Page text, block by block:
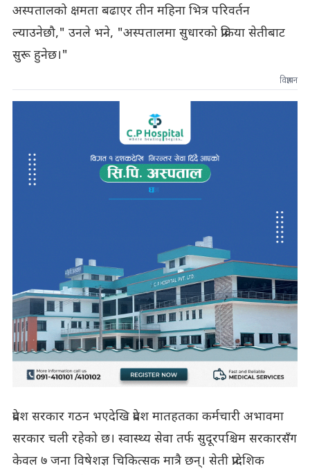
अस्पतालको क्षमता बढाएर तीन महिना भित्र परिवर्तन
ल्याउनेछौ," उनले भने, "अस्पतालमा सुधारको प्रक्रिया सेतीबाट
सुरू हुनेछ।"
विज्ञापन
प्रदेश सरकार गठन भएदेखि प्रदेश मातहतका कर्मचारी अभावमा
सरकार चली रहेको छ। स्वास्थ्य सेवा तर्फ सुदूरपश्चिम सरकारसँग
केवल ७ जना विषेशज्ञ चिकित्सक मात्रै छन्। सेती प्रादेशिक